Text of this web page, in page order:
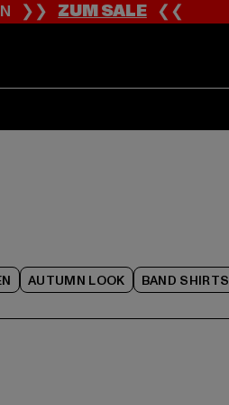
❯❯ZUM SALE❮❮
AUTUMN LOOK BAND SHIRTS